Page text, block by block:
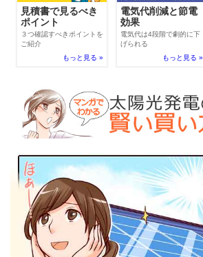
見積書で見るべき
ポイント
３つ確認すべきポイントを
ご紹介
もっと見る »
電気代削減と節電
効果
電気代は4段階で劇的に下
げられる
もっと見る »